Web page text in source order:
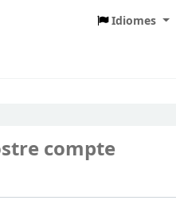
Idiomes
compte